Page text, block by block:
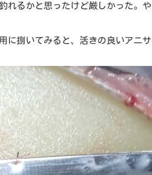
れるかと思ったけど厳しかった。
に捌いてみると、活きの良いアニサ